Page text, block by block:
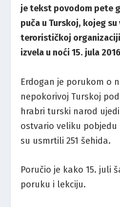
je tekst povodom pete
puča u Turskoj, kojeg
terorističkoj organizaciji
izvela u noći 15. jula
Erdogan je porukom o
nepokorivoj Turskoj
hrabri turski narod
ostvario veliku
su usmrtili 251 šehida.
Poručio je kako 15. juli
poruku i lekciju.